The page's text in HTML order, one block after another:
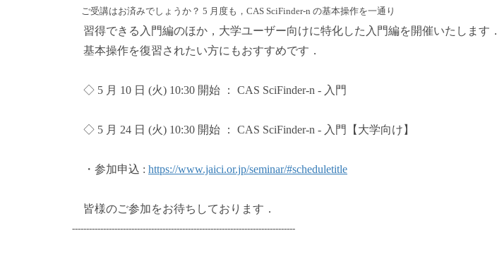
ご受講はお済みでしょうか？ 5 月度も，CAS SciFinder-n の基本操作を一通り
習得できる入門編のほか，大学ユーザー向けに特化した入門編を開催いたします．
基本操作を復習されたい方にもおすすめです．
◇ 5 月 10 日 (火) 10:30 開始 ： CAS SciFinder-n - 入門
◇ 5 月 24 日 (火) 10:30 開始 ： CAS SciFinder-n - 入門【大学向け】
・参加申込 : https://www.jaici.or.jp/seminar/#scheduletitle
皆様のご参加をお待ちしております．
-------------------------------------------------------------------------------